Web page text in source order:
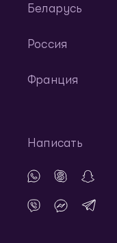
Беларусь
Россия
Франция
Написать